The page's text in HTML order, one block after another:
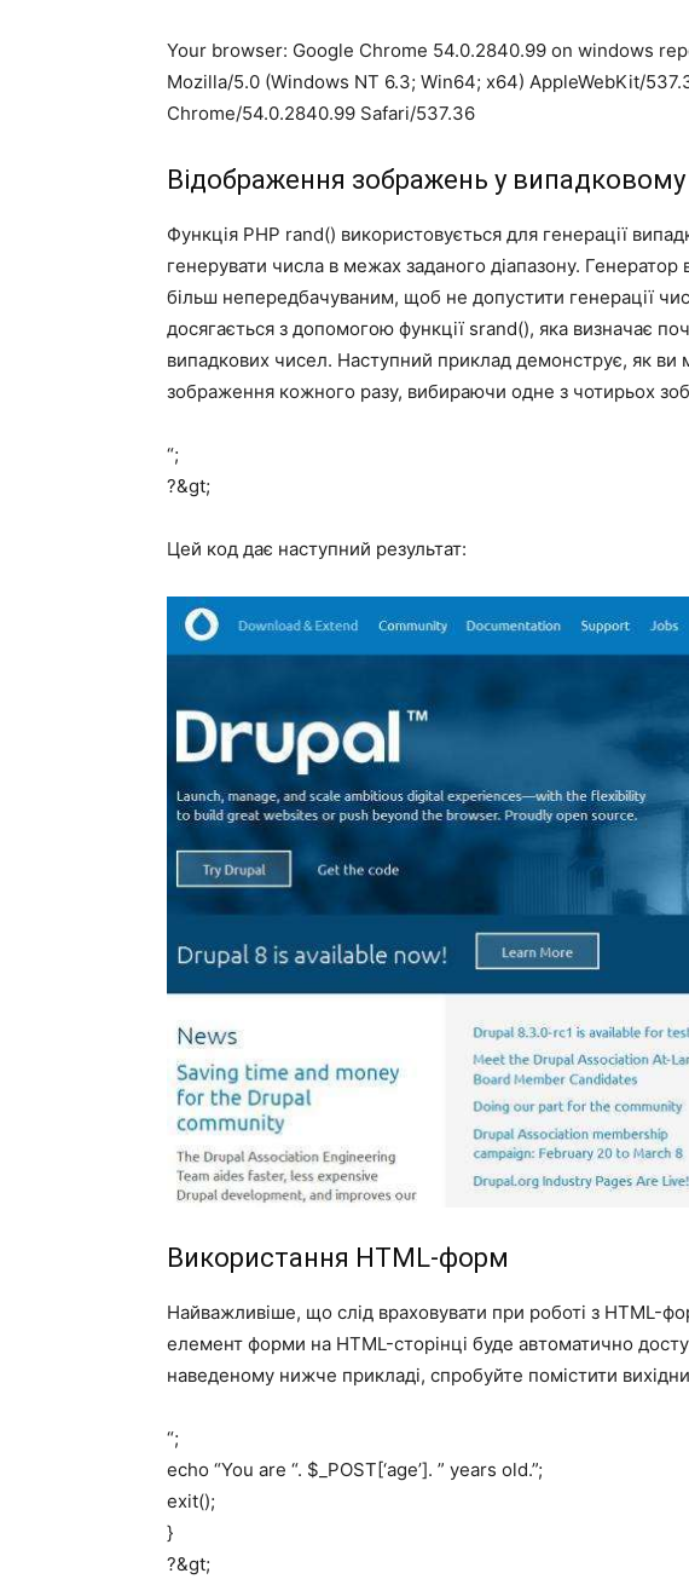
Your browser: Google Chrome 54.0.2840.99 on windows
Mozilla/5.0 (Windows NT 6.3; Win64; x64) AppleWebKit/
Chrome/54.0.2840.99 Safari/537.36
Відображення зображень у
Функція PHP rand() використовується для генерації
генерувати числа в межах заданого діапазону. Генератор
більш непередбачуваним, щоб не допустити генерації
досягається з допомогою функції srand(), яка визначає
випадкових чисел. Наступний приклад демонструє, як ви
зображення кожного разу, вибираючи одне з чотирьох
“;
?&gt;
Цей код дає наступний результат:
Використання HTML-форм
Найважливіше, що слід враховувати при роботі з HTML-
елемент форми на HTML-сторінці буде автоматично
наведеному нижче прикладі, спробуйте помістити
“;
echo “You are “. $_POST[‘age’]. ” years old.”;
exit();
}
?&gt;